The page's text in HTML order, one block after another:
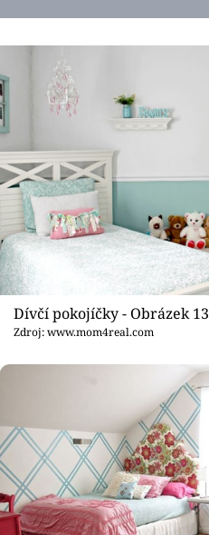
Dívčí pokojíčky - Obrázek 13
Zdroj: www.mom4real.com